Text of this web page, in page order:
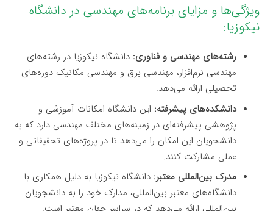
ویژگی‌ها و مزایای برنامه‌های مهندسی در دانشگاه
نیکوزیا:
رشته‌های مهندسی و فناوری: دانشگاه نیکوزیا در رشته‌های
مهندسی نرم‌افزار، مهندسی برق و مهندسی مکانیک دوره‌های
تحصیلی ارائه می‌دهد.
دانشکده‌های پیشرفته: این دانشگاه امکانات آموزشی و
پژوهشی پیشرفته‌ای در زمینه‌های مختلف مهندسی دارد که به
دانشجویان این امکان را می‌دهد تا در پروژه‌های تحقیقاتی و
عملی مشارکت کنند.
مدرک بین‌المللی معتبر: دانشگاه نیکوزیا به دلیل همکاری با
دانشگاه‌های معتبر بین‌المللی، مدارک خود را به دانشجویان